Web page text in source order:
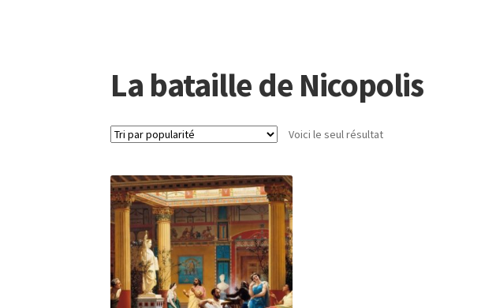
La bataille de Nicopolis
Voici le seul résultat